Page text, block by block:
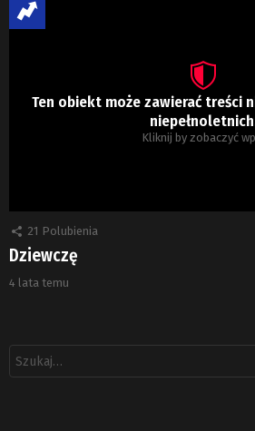
Ten obiekt może zawierać treści
Kliknij by zobaczyć
21 Polubienia
Dziewczę
4 lata temu